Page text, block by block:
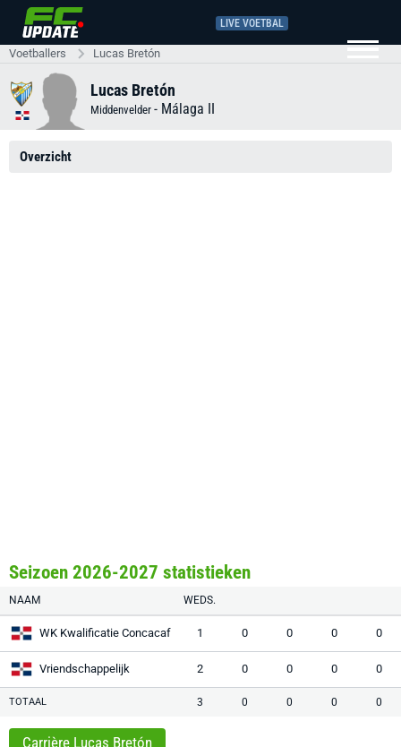
LIVE VOETBAL
Voetballers Lucas Bretón
Lucas Bretón
Middenvelder - Málaga II
Overzicht
Seizoen 2026-2027 statistieken
NAAM WEDS.
WK Kwalificatie Concacaf 1 0 0 0 0
Vriendschappelijk 2 0 0 0 0
TOTAAL 3 0 0 0 0
Carrière Lucas Bretón